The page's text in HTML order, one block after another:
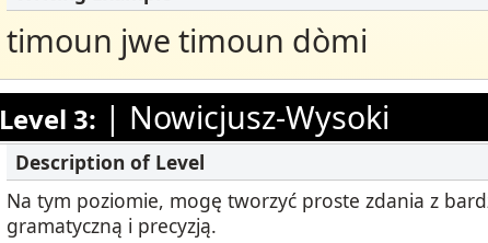
timoun jwe timoun dòmi
Level 3: | Nowicjusz-Wysoki
Na tym poziomie, mogę tworzyć proste zdania z
gramatyczną i precyzją.